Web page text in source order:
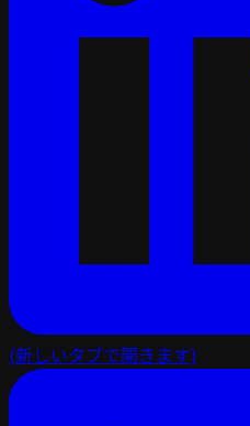
(新しいタブで開きます)